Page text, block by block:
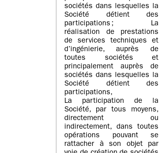
sociétés dans lesquelles la
Société détient des
participations ; La
réalisation de prestations
de services techniques et
d’ingénierie, auprès de
toutes sociétés et
principalement auprès de
sociétés dans lesquelles la
Société détient des
participations,
La participation de la
Société, par tous moyens,
directement ou
indirectement, dans toutes
opérations pouvant se
rattacher à son objet par